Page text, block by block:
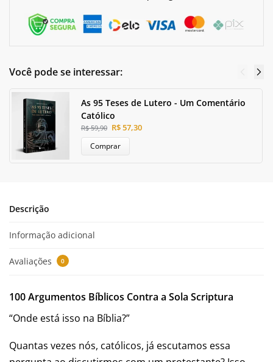
Você pode se interessar:
As 95 Teses de Lutero - Um Comentário
Católico
R$59,90 R$57,30
Comprar
Descrição
Informação adicional
Avaliações 0
100 Argumentos Bíblicos Contra a Sola Scriptura
“Onde está isso na Bíblia?”
Quantas vezes nós, católicos, já escutamos essa